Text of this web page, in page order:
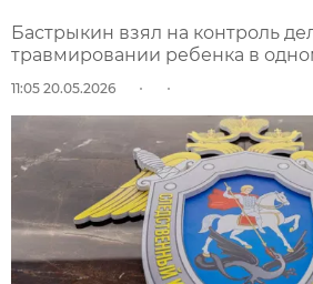
Бастрыкин взял на контроль
травмировании ребенка в
11:05 20.05.2026